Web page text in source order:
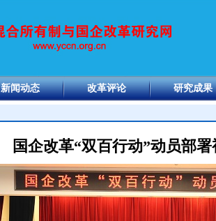
新闻动态 改革评论 研究成果
国企改革“双百行动”动员部